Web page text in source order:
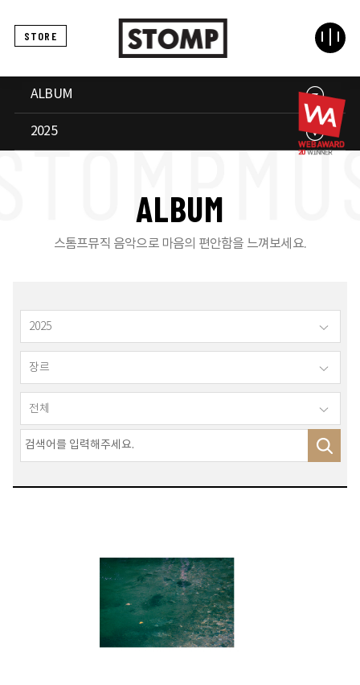
STORE
ALBUM
2025
ALBUM
스톰프뮤직 음악으로 마음의 편안함을 느껴보세요.